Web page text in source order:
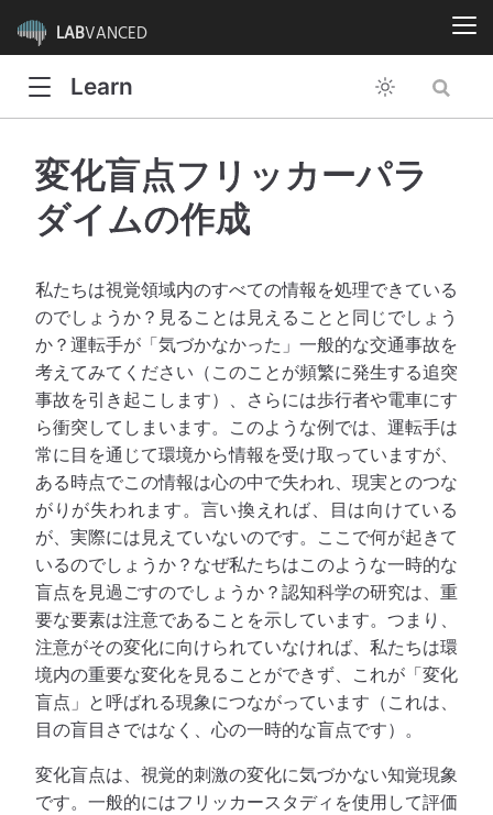
LABVANCED
Learn
変化盲点フリッカーパラ
ダイムの作成
私たちは視覚領域内のすべての情報を処理できている
のでしょうか？見ることは見えることと同じでしょう
か？運転手が「気づかなかった」一般的な交通事故を
考えてみてください（このことが頻繁に発生する追突
事故を引き起こします）、さらには歩行者や電車にす
ら衝突してしまいます。このような例では、運転手は
常に目を通じて環境から情報を受け取っていますが、
ある時点でこの情報は心の中で失われ、現実とのつな
がりが失われます。言い換えれば、目は向けている
が、実際には見えていないのです。ここで何が起きて
いるのでしょうか？なぜ私たちはこのような一時的な
盲点を見過ごすのでしょうか？認知科学の研究は、重
要な要素は注意であることを示しています。つまり、
注意がその変化に向けられていなければ、私たちは環
境内の重要な変化を見ることができず、これが「変化
盲点」と呼ばれる現象につながっています（これは、
目の盲目さではなく、心の一時的な盲点です）。
変化盲点は、視覚的刺激の変化に気づかない知覚現象
です。一般的にはフリッカースタディを使用して評価